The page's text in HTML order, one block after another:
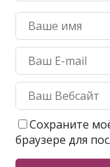
Сохраните
браузере для